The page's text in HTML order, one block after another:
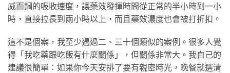
威而鋼的吸收速度，讓藥效發揮時間從正常的半小時到一小
時，直接拉長到兩小時以上，而且藥效濃度也會被打折扣。
這不是個案，我至少遇過二、三十個類似的案例。很多人覺
得「我吃藥跟吃飯有什麼關係」，但關係非常大。我自己的
建議很簡單：如果你今天安排了要有親密時光，晚餐就選清